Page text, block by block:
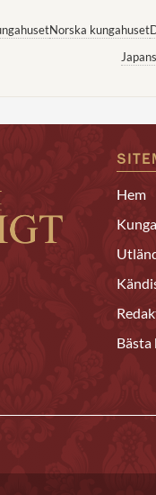
Norska kungahuset
Hem
Bästa